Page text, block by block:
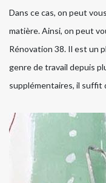
Dans ce cas, on peut
matière. Ainsi, on peut
Rénovation 38. Il est un
genre de travail depuis
supplémentaires, il